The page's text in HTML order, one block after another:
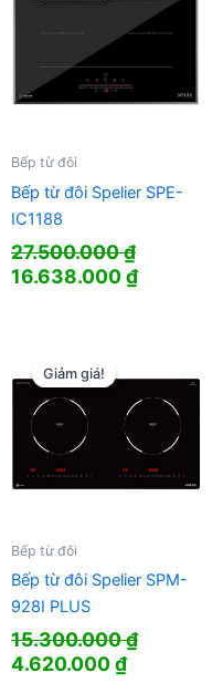
Bếp từ đôi
Bếp từ đôi Spelier SPE-
IC1188
27.500.000₫
Giá
16.638.000₫Giá
Giảm giá!
Giảm giá!
Bếp từ đôi
Bếp từ đôi Spelier SPM-
928I PLUS
15.300.000₫
Giá
4.620.000₫Giá